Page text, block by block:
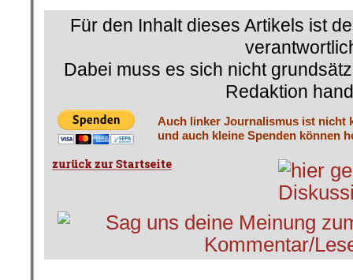
Für den Inhalt dieses Artikels ist
Dabei muss es sich nicht
Redaktion
Auch linker Journalismus ist nicht
und auch kleine Spenden können